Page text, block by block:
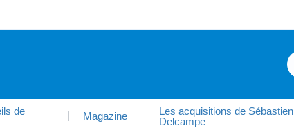
de
Magazine
Les acquisitions de Sébastien
Delcampe